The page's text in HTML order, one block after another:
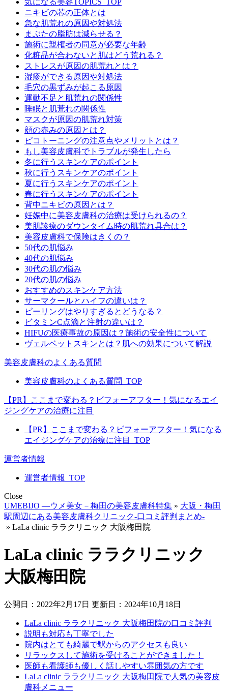
気になる美容TOPICS_TOP
ニキビの芯の正体とは
急な肌荒れの原因や対処法
まぶたの脂肪は減らせる？
施術に親権者の同意が必要な年齢
化粧品が合わないと肌はどう荒れる？
ストレスが原因の肌荒れとは？
湿疹ができる原因や対処法
毛穴の黒ずみが起こる原因
運動不足と肌荒れの関係性
睡眠と肌荒れの関係性
マスクが原因の肌荒れ対策
顔の赤みの原因とは？
ピコトーニングの注意点やメリットとは？
もし美容皮膚科でトラブルが発生したら
冬に行うスキンケアのポイント
秋に行うスキンケアのポイント
夏に行うスキンケアのポイント
春に行うスキンケアのポイント
背中ニキビの原因とは？
妊娠中に美容皮膚科の治療は受けられるの？
美肌診療のダウンタイム時の肌荒れ具合は？
美容皮膚科で保険はきくの？
50代の肌悩み
40代の肌悩み
30代の肌の悩み
20代の肌の悩み
おすすめのスキンケア方法
サーマクールとハイフの違いは？
ピーリングはやりすぎるとどうなる？
ビタミンC点滴と注射の違いは？
HIFUの医療事故の原因は？施術の安全性について
ヴェルベットスキンとは？肌への効果について解説
美容皮膚科のよくある質問
美容皮膚科のよくある質問_TOP
【PR】ここまで変わる？ビフォーアフター！気になるエイ
ジングケアの治療に注目
【PR】ここまで変わる？ビフォーアフター！気になる
エイジングケアの治療に注目_TOP
運営者情報
運営者情報_TOP
Close
UMEBIJO ―ウメ美女－梅田の美容皮膚科特集 » 大阪・梅田
駅周辺にある美容皮膚科クリニック‐口コミ評判まとめ‐
» LaLa clinic ララクリニック 大阪梅田院
LaLa clinic ララクリニック
大阪梅田院
公開日：2022年2月17日 更新日：2024年10月18日
LaLa clinic ララクリニック 大阪梅田院の口コミ評判
説明も対応も丁寧でした
院内はとても綺麗で駅からのアクセスも良い
リラックスして施術を受けることができました！
医師も看護師も優しく話しやすい雰囲気の方です
LaLa clinic ララクリニック 大阪梅田院で人気の美容皮
膚科メニュー